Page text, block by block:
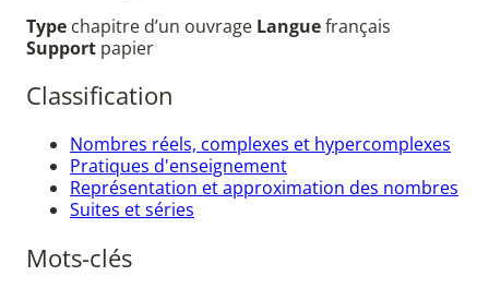
Type chapitre d’un ouvrage Languefrançais
Support papier
Classification
Nombres réels, complexes et hypercomplexes
Pratiques d'enseignement
Représentation et approximation des nombres
Suites et séries
Mots-clés